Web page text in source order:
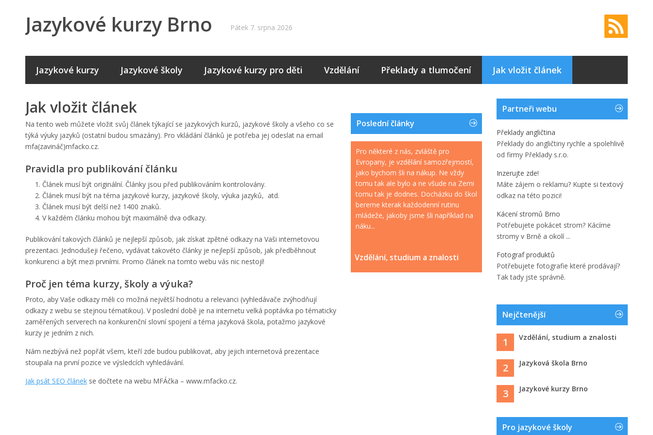
Jazykové kurzy Brno Pátek 7. srpna 2026
Jazykové kurzy Jazykové školy Jazykové kurzy pro děti Vzdělání Překlady a tlumočení Jak vložit článek
Jak vložit článek
Na tento web můžete vložit svůj článek týkající se jazykových kurzů, jazykové školy a všeho co se
týká výuky jazyků (ostatní budou smazány). Pro vkládání článků je potřeba jej odeslat na email
mfa(zavináč)mfacko.cz.
Pravidla pro publikování článku
Článek musí být originální. Články jsou před publikováním kontrolovány.
Článek musí být na téma jazykové kurzy, jazykové školy, výuka jazyků, atd.
Článek musí být delší než 1400 znaků.
V každém článku mohou být maximálně dva odkazy.
Publikování takových článků je nejlepší způsob, jak získat zpětné odkazy na Vaši internetovou
prezentaci. Jednodušeji řečeno, vydávat takovéto články je nejlepší způsob, jak předběhnout
konkurenci a být mezi prvními. Promo článek na tomto webu vás nic nestojí!
Proč jen téma kurzy, školy a výuka?
Proto, aby Vaše odkazy měli co možná největší hodnotu a relevanci (vyhledávače zvýhodňují
odkazy z webu se stejnou tématikou). V poslední době je na internetu velká poptávka po tématicky
zaměřených serverech na konkurenční slovní spojení a téma jazyková škola, potažmo jazykové
kurzy je jedním z nich.
Nám nezbývá než popřát všem, kteří zde budou publikovat, aby jejich internetová prezentace
stoupala na první pozice ve výsledcích vyhledávání.
Jak psát SEO článek se dočtete na webu MFÁčka – www.mfacko.cz.
Poslední články
Vzdělání, studium a znalosti
Pro některé z nás, zvláště pro
Evropany, je vzdělání samozřejmostí,
jako bychom šli na nákup. Ne vždy
tomu tak ale bylo a ne všude na Zemi
tomu tak je dodnes. Docházku do škol
bereme kterak každodenní rutinu
mládeže, jakoby jsme šli například na
náku...
Partneři webu
Překlady angličtina
Překlady do angličtiny rychle a spolehlivě
od firmy Překlady s.r.o.
Inzerujte zde!
Máte zájem o reklamu? Kupte si textový
odkaz na této pozici!
Kácení stromů Brno
Potřebujete pokácet strom? Kácíme
stromy v Brně a okolí ...
Fotograf produktů
Potřebujete fotografie které prodávají?
Tak tady jste správně.
Nejčtenější
1 Vzdělání, studium a znalosti
2 Jazyková škola Brno
3 Jazykové kurzy Brno
Pro jazykové školy